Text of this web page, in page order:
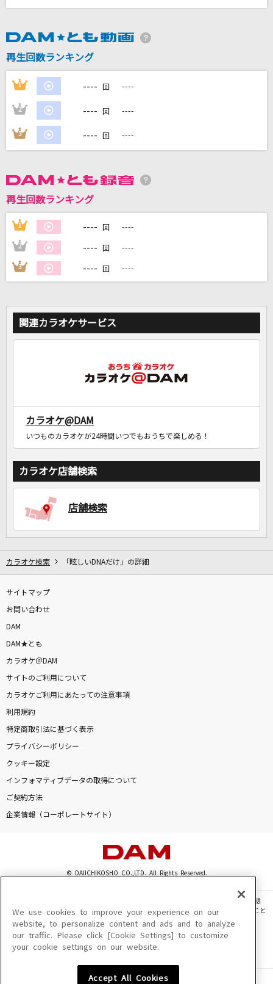
竹内まりや
君が眩しいから僕は星が見えない
SIX LOUNGE
DAMの新曲・ランキングなど
DAMに会員登録・ログインして
再生回数ランキング
1 ---- 回 ----
2 ---- 回 ----
3 ---- 回 ----
再生回数ランキング
1 ---- 回 ----
2 ---- 回 ----
3 ---- 回 ----
関連カラオケサービス
カラオケ@DAM
いつものカラオケが24時間いつでもおうちで楽しめる！
カラオケ店舗検索
店舗検索
カラオケ検索 「眩しいDNAだけ」の詳細
サイトマップ
お問い合わせ
DAM
DAM★とも
カラオケ＠DAM
サイトのご利用について
カラオケご利用にあたっての注意事項
利用規約
特定商取引法に基づく表示
プライバシーポリシー
クッキー設定
インフォマティブデータの取得について
ご契約方法
企業情報（コーポレートサイト）
© DAIICHIKOSHO CO.,LTD. All Rights Reserved.
このサイトに掲載されている一切の文章・画像・写真・動画・音声等を、手段や形態
を問わず、著作権法の定める範囲を超えて無断で複製、転載、ファイル化などすること
を禁じます。
楽曲及びコンテンツは、機種によりご利用いただけない場合があります。
楽曲及びコンテンツの配信日、配信内容が変更になる場合があります。
We use cookies to improve your experience on our
website, to personalize content and ads and to analyze
our traffic. Please click [Cookie Settings] to customize
your cookie settings on our website.
Accept All Cookies